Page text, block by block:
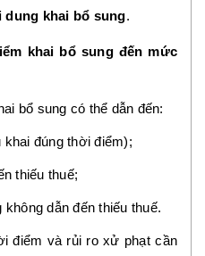
dung khai bổ sung.
khai bổ sung đến mức
bổ sung có thể dẫn đến:
khai đúng thời điểm);
thiếu thuế;
dẫn đến thiếu thuế.
điểm và rủi ro xử phạt cần